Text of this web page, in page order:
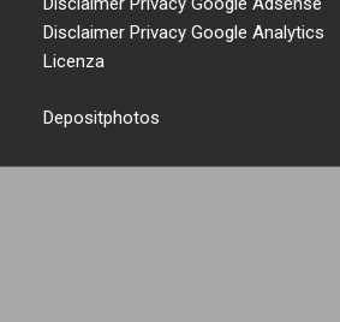
Disclaimer Privacy Google Analytics
Licenza
Depositphotos